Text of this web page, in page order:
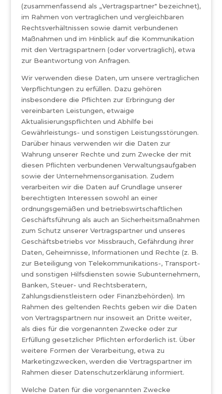
(zusammenfassend als „Vertragspartner" bezeichnet),
im Rahmen von vertraglichen und vergleichbaren
Rechtsverhältnissen sowie damit verbundenen
Maßnahmen und im Hinblick auf die Kommunikation
mit den Vertragspartnern (oder vorvertraglich), etwa
zur Beantwortung von Anfragen.
Wir verwenden diese Daten, um unsere vertraglichen
Verpflichtungen zu erfüllen. Dazu gehören
insbesondere die Pflichten zur Erbringung der
vereinbarten Leistungen, etwaige
Aktualisierungspflichten und Abhilfe bei
Gewährleistungs- und sonstigen Leistungsstörungen.
Darüber hinaus verwenden wir die Daten zur
Wahrung unserer Rechte und zum Zwecke der mit
diesen Pflichten verbundenen Verwaltungsaufgaben
sowie der Unternehmensorganisation. Zudem
verarbeiten wir die Daten auf Grundlage unserer
berechtigten Interessen sowohl an einer
ordnungsgemäßen und betriebswirtschaftlichen
Geschäftsführung als auch an Sicherheitsmaßnahmen
zum Schutz unserer Vertragspartner und unseres
Geschäftsbetriebs vor Missbrauch, Gefährdung ihrer
Daten, Geheimnisse, Informationen und Rechte (z. B.
zur Beteiligung von Telekommunikations-, Transport-
und sonstigen Hilfsdiensten sowie Subunternehmern,
Banken, Steuer- und Rechtsberatern,
Zahlungsdienstleistern oder Finanzbehörden). Im
Rahmen des geltenden Rechts geben wir die Daten
von Vertragspartnern nur insoweit an Dritte weiter,
als dies für die vorgenannten Zwecke oder zur
Erfüllung gesetzlicher Pflichten erforderlich ist. Über
weitere Formen der Verarbeitung, etwa zu
Marketingzwecken, werden die Vertragspartner im
Rahmen dieser Datenschutzerklärung informiert.
Welche Daten für die vorgenannten Zwecke